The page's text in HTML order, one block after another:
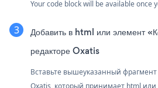
Your code block will be available once
Добавить в html или элемент
редакторе Oxatis
Вставьте вышеуказанный
Oxatis, который принимает html или